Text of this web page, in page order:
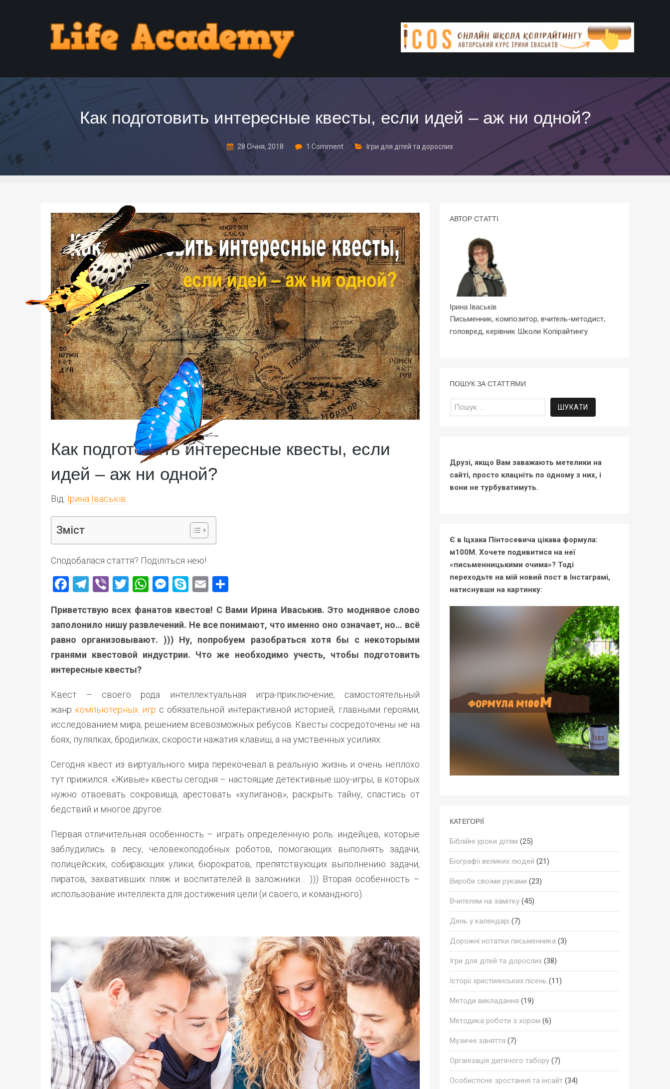
Как подготовить интересные квесты, если идей – аж ни одной?
28 Січня, 2018 1 Comment Ігри для дітей та дорослих
Как подготовить интересные квесты, если
идей – аж ни одной?
Від: Ірина Іваськів
Зміст
Сподобалася стаття? Поділіться нею!
Facebook
Telegram
ViberTwitter
WhatsApp
Messenger
Skype
Email
Приветствую всех фанатов квестов! С Вами Ирина Иваськив. Это моднявое слово
заполонило нишу развлечений. Не все понимают, что именно оно означает, но… всё
равно организовывают. ))) Ну, попробуем разобраться хотя бы с некоторыми
гранями квестовой индустрии. Что же необходимо учесть, чтобы подготовить
интересные квесты?
Квест – своего рода интеллектуальная игра-приключение, самостоятельный
жанр компьютерных игр с обязательной интерактивной историей, главными героями,
исследованием мира, решением всевозможных ребусов. Квесты сосредоточены не на
боях, пулялках, бродилках, скорости нажатия клавиш, а на умственных усилиях.
Сегодня квест из виртуального мира перекочевал в реальную жизнь и очень неплохо
тут прижился. «Живые» квесты сегодня – настоящие детективные шоу-игры, в которых
нужно отвоевать сокровища, арестовать «хулиганов», раскрыть тайну, спастись от
бедствий и многое другое.
Первая отличительная особенность – играть определённую роль: индейцев, которые
заблудились в лесу, человекоподобных роботов, помогающих выполнять задачи,
полицейских, собирающих улики, бюрократов, препятствующих выполнению задачи,
пиратов, захвативших пляж и воспитателей в заложники… ))) Вторая особенность –
использование интеллекта для достижения цели (и своего, и командного).
АВТОР СТАТТІ
Ірина Іваськів
Письменник, композитор, вчитель-методист,
головред, керівник Школи Копірайтингу
ПОШУК ЗА СТАТТЯМИ
Пошук:
Друзі, якщо Вам заважають метелики на
сайті, просто клацніть по одному з них, і
вони не турбуватимуть.
Є в Іцхака Пінтосевича цікава формула:
м100М. Хочете подивитися на неї
«письменницькими очима»? Тоді
переходьте на мій новий пост в Інстаграмі,
натиснувши на картинку:
КАТЕГОРІЇ
Біблійні уроки дітям (25)
Біографії великих людей (21)
Вироби своїми руками (23)
Вчителям на замітку(45)
День у календарі (7)
Дорожні нотатки письменника (3)
Ігри для дітей та дорослих(38)
Історії християнських пісень (11)
Методи викладання (19)
Методика роботи з хором (6)
Музичні заняття (7)
Організація дитячого табору(7)
Особистісне зростання та інсайт(34)